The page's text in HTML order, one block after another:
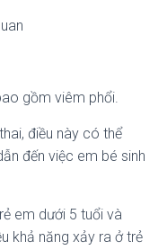
gồm viêm phổi.
điều này có thể
đến việc em bé sinh
em dưới 5 tuổi và
khả năng xảy ra ở trẻ